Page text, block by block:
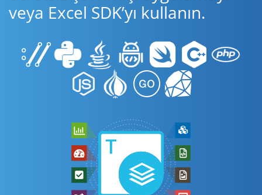
veya Excel SDK’yı kullanın.